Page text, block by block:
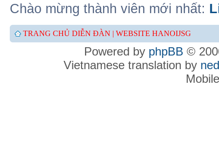
Chào mừng thành viên mới nhất:
TRANG CHỦ DIỄN ĐÀN | WEBSITE HANOIJSG
Powered by phpBB ©
Vietnamese translation by